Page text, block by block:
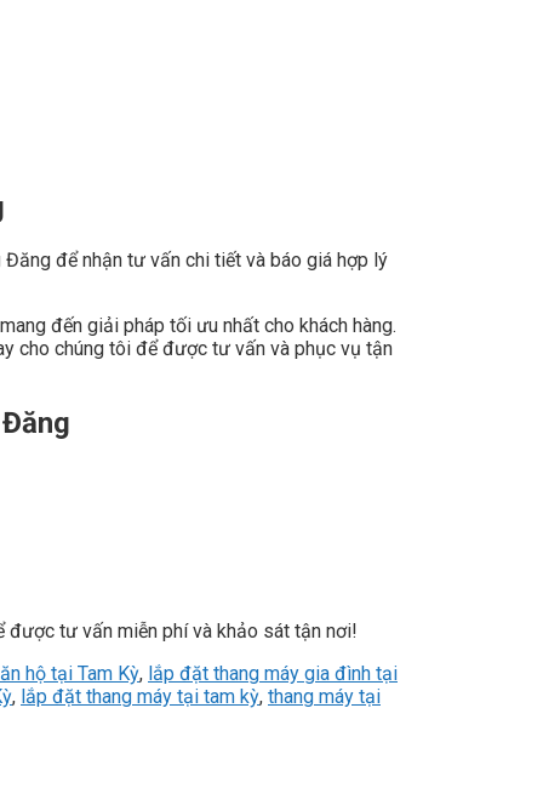
để nhận tư vấn chi tiết và báo giá hợp lý
đến giải pháp tối ưu nhất cho khách hàng.
cho chúng tôi để được tư vấn và phục vụ tận
được tư vấn miễn phí và khảo sát tận nơi!
hộ tại Tam Kỳ, lắp đặt thang máy gia đình tại
, lắp đặt thang máy tại tam kỳ, thang máy tại